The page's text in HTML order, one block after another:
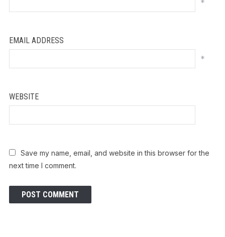
*
EMAIL ADDRESS
*
WEBSITE
Save my name, email, and website in this browser for the
next time I comment.